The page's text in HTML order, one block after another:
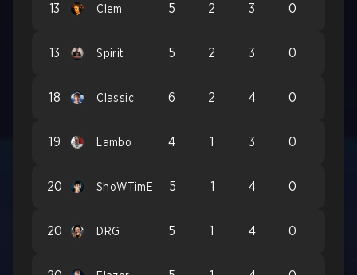
13 Clem 5 2 3 0
13 Spirit 5 2 3 0
18 Classic 6 2 4 0
19 Lambo 4 1 3 0
20 ShoWTimE 5 1 4 0
20 DRG 5 1 4 0